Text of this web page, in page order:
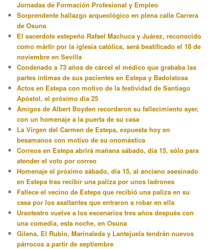
Jornadas de Formación Profesional y Empleo
Sorprendente hallazgo arqueológico en plena calle Carrera
de Osuna
El sacerdote estepeño Rafael Machuca y Juárez, reconocido
como mártir por la iglesia católica, será beatificado el 18 de
noviembre en Sevilla
Condenado a 73 años de cárcel el médico que grababa las
partes íntimas de sus pacientes en Estepa y Badolatosa
Actos en Estepa con motivo de la festividad de Santiago
Apóstol, el próximo día 25
Amigos de Albert Boyden recordaron su fallecimiento ayer,
con un homenaje a la puerta de su casa
La Virgen del Carmen de Estepa, expuesta hoy en
besamanos con motivo de su onomástica
Correos en Estepa abrirá mañana sábado, día 15, sólo para
atender el voto por correo
Homenaje el próximo sábado, día 15, al anciano asesinado
en Estepa tras recibir una paliza por unos ladrones
Fallece el vecino de Estepa que recibió una paliza en su
casa por los asaltantes que entraron a robar en ella
Ursoteatro vuelve a los escenarios tres años después con
una comedia, esta noche, en Osuna
Gilena, El Rubio, Marinaleda y Lantejuela tendrán nuevos
párrocos a partir de septiembre